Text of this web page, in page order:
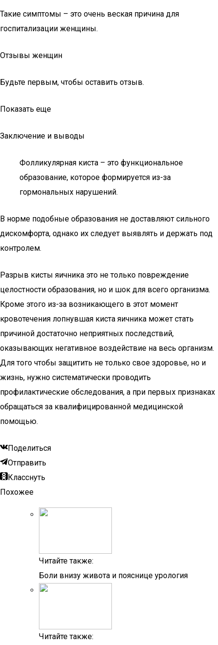
Такие симптомы – это очень веская причина для
госпитализации женщины.
Отзывы женщин
Будьте первым, чтобы оставить отзыв.
Показать еще
Заключение и выводы
Фолликулярная киста – это функциональное
образование, которое формируется из-за
гормональных нарушений.
В норме подобные образования не доставляют сильного
дискомфорта, однако их следует выявлять и держать под
контролем.
Разрыв кисты яичника это не только повреждение
целостности образования, но и шок для всего организма.
Кроме этого из-за возникающего в этот момент
кровотечения лопнувшая киста яичника может стать
причиной достаточно неприятных последствий,
оказывающих негативное воздействие на весь организм.
Для того чтобы защитить не только свое здоровье, но и
жизнь, нужно систематически проводить
профилактические обследования, а при первых признаках
обращаться за квалифицированной медицинской
помощью.
Поделиться
Отправить
Класснуть
Похожее
Читайте также:
Боли внизу живота и пояснице урология
Читайте также: